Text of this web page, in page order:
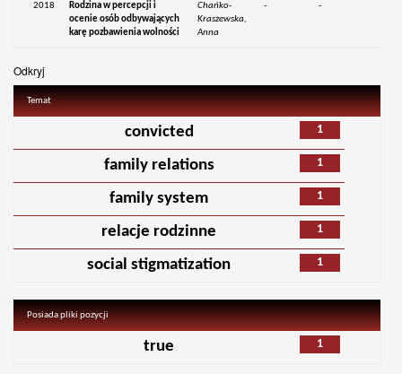
2018
Rodzina w percepcji i
ocenie osób odbywających
karę pozbawienia wolności
Chańko-
Kraszewska,
Anna
- -
Odkryj
Temat
1
convicted
1
family relations
1
family system
1
relacje rodzinne
1
social stigmatization
Posiada pliki pozycji
1
true